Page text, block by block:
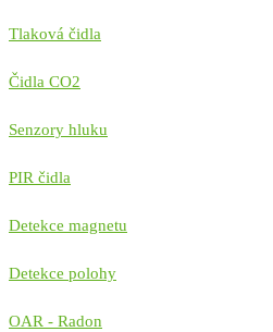
Tlaková čidla
Čidla CO2
Senzory hluku
PIR čidla
Detekce magnetu
Detekce polohy
OAR - Radon